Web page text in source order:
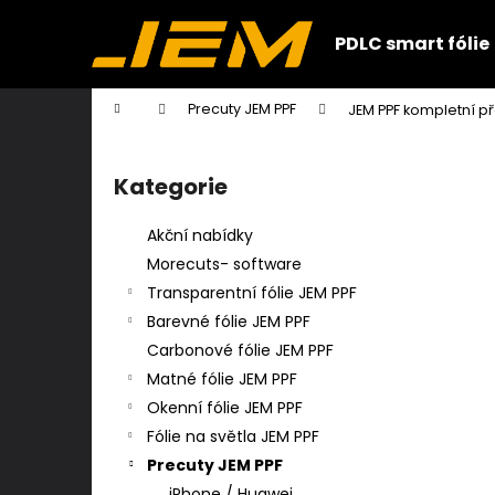
PDLC smart fólie
Domů Precuty JEM PPF JEM PPF kompletní
Přeskočit
kategorie
Kategorie
Akční nabídky
Morecuts- software
Transparentní fólie JEM PPF
Barevné fólie JEM PPF
Carbonové fólie JEM PPF
Matné fólie JEM PPF
Okenní fólie JEM PPF
Fólie na světla JEM PPF
Precuty JEM PPF
í
Zpět
do
Zpět
do